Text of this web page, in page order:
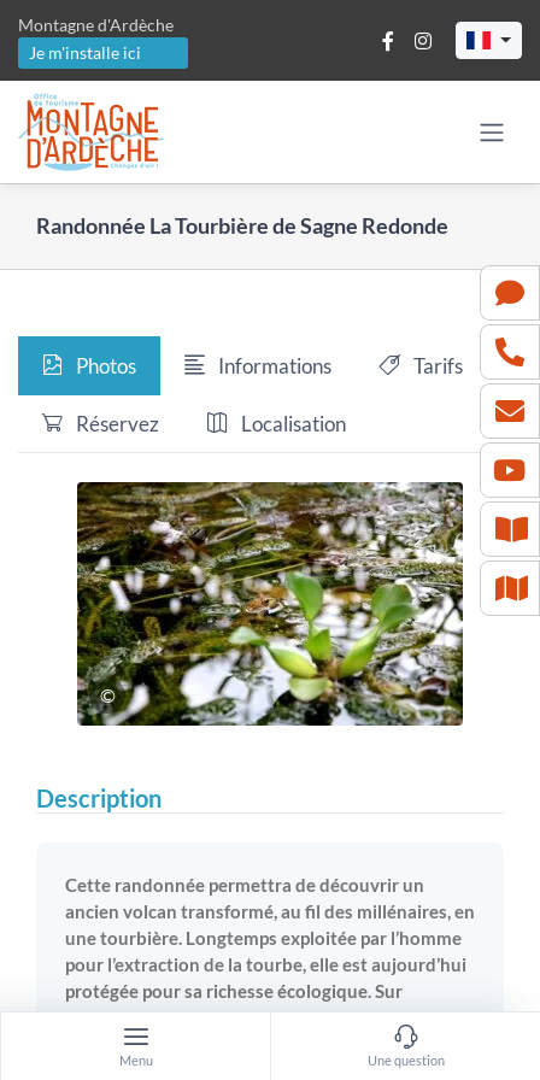
contenu
Montagne d'Ardèche
Je m'installe ici
Randonnée La Tourbière de Sagne Redonde
Photos Informations Tarifs
Réservez Localisation
©
Description
Cette randonnée permettra de découvrir un
ancien volcan transformé, au fil des millénaires, en
une tourbière. Longtemps exploitée par l’homme
pour l’extraction de la tourbe, elle est aujourd’hui
protégée pour sa richesse écologique. Sur
réservation
Menu Une question